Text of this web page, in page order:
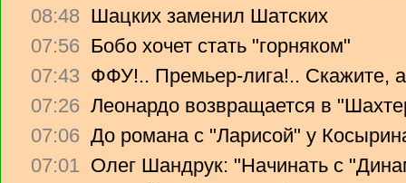
08:48 Шацких заменил Шатских
07:56 Бобо хочет стать "горняком"
07:43 ФФУ!.. Премьер-лига!.. Скажите,
07:26 Леонардо возвращается в
07:06 До романа с "Ларисой" у
07:01 Олег Шандрук: "Начинать с